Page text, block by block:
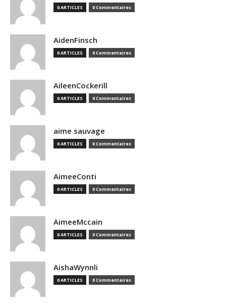
0 ARTICLES 0 Commentaires
AidenFinsch
0 ARTICLES 0 Commentaires
AileenCockerill
0 ARTICLES 0 Commentaires
aime sauvage
0 ARTICLES 0 Commentaires
AimeeConti
0 ARTICLES 0 Commentaires
AimeeMccain
0 ARTICLES 0 Commentaires
AishaWynnli
0 ARTICLES 0 Commentaires